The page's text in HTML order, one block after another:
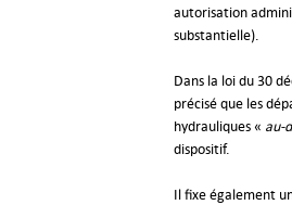
autorisation
substantielle).
Dans la loi du 30
précisé que les
hydrauliques « au-
dispositif.
Il fixe également